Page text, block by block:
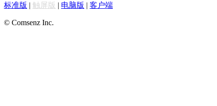
标准版 | 触屏版 | 电脑版 | 客户端
© Comsenz Inc.